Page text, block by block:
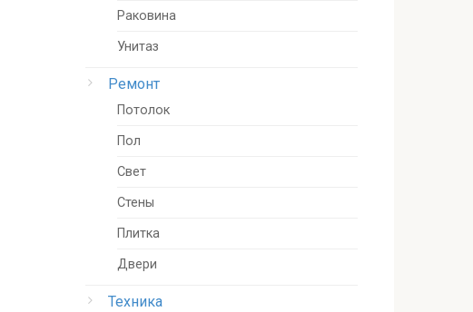
Раковина
Унитаз
Ремонт
Потолок
Пол
Свет
Стены
Плитка
Двери
Техника